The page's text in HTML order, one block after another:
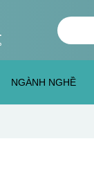
Tìm
kiếm:
NGÀNH NGHỀ